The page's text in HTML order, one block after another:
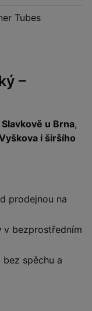
Tubes
–
u Brna,
i širšího
prodejnou na
v bezprostředním
spěchu a